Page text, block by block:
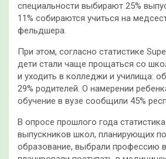
специальности выбирают 25%
11% собираются учиться на
фельдшера.
При этом, согласно статистике
дети стали чаще прощаться со
и уходить в колледжи и училища:
29% родителей. О намерении
обучение в вузе сообщили 45%
В опросе прошлого года
выпускников школ, планирующих
образование, выбрали профессию